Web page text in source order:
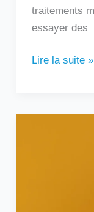
traitements
essayer des
Lire la suite »